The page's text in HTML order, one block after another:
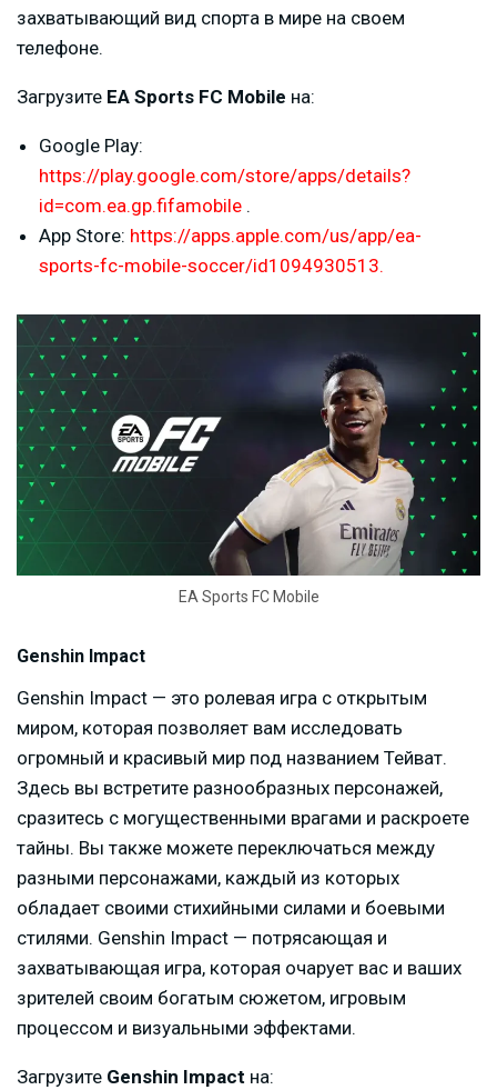
захватывающий вид спорта в мире на своем
телефоне.
Загрузите EA Sports FC Mobile на:
Google Play:
https://play.google.com/store/apps/details?
id=com.ea.gp.fifamobile .
App Store: https://apps.apple.com/us/app/ea-
sports-fc-mobile-soccer/id1094930513.
EA Sports FC Mobile
Genshin Impact
Genshin Impact — это ролевая игра с открытым
миром, которая позволяет вам исследовать
огромный и красивый мир под названием Тейват.
Здесь вы встретите разнообразных персонажей,
сразитесь с могущественными врагами и раскроете
тайны. Вы также можете переключаться между
разными персонажами, каждый из которых
обладает своими стихийными силами и боевыми
стилями. Genshin Impact — потрясающая и
захватывающая игра, которая очарует вас и ваших
зрителей своим богатым сюжетом, игровым
процессом и визуальными эффектами.
Загрузите Genshin Impact на: